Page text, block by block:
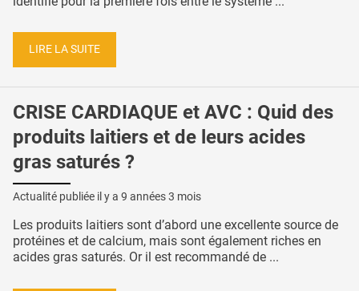
LIRE LA SUITE
CRISE CARDIAQUE et AVC : Quid des
produits laitiers et de leurs acides
gras saturés ?
Actualité publiée il y a 9 années 3 mois
Les produits laitiers sont d’abord une excellente source de
protéines et de calcium, mais sont également riches en
acides gras saturés. Or il est recommandé de ...